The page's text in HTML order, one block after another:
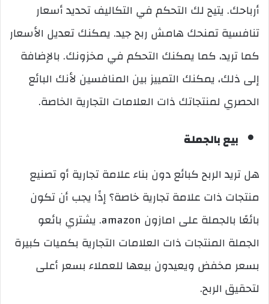
أرباحك. يتيح لك التحكم في التكاليف تحديد أسعار
تنافسية تمنحك هامش ربح جيد. يمكنك تعديل الأسعار
كما تريد، كما يمكنك التحكم في مخزونك. بالإضافة
إلى ذلك، يمكنك التمييز بين المنافسين لأنك البائع
الحصري لمنتجاتك ذات العلامات التجارية الخاصة.
بيع بالجملة
هل تريد الربح كبائع دون بناء علامة تجارية أو تصنيع
منتجات ذات علامة تجارية خاصة؟ إذًا يجب أن تكون
بائعًا بالجملة على امازون amazon. يشتري بائعو
الجملة المنتجات ذات العلامات التجارية بكميات كبيرة
بسعر مخفض ويعيدون بيعها للعملاء بسعر أعلى
لتحقيق الربح.